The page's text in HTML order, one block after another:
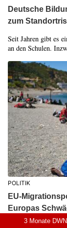
Deutsche
zum
Seit Jahren gibt es
an den Schulen.
POLITIK
EU-
Europas
Tausende
3 Monate